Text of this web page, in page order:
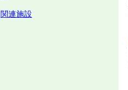
関連施設